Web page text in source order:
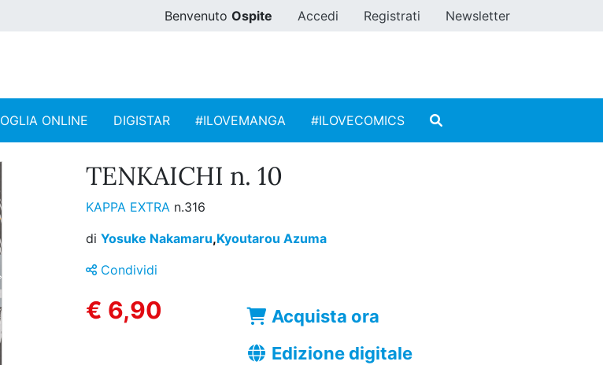
Benvenuto Ospite Accedi Registrati Newsletter
ONLINE DIGISTAR #ILOVEMANGA #ILOVECOMICS
TENKAICHI n. 10
KAPPA EXTRA n.316
di Yosuke Nakamaru,Kyoutarou Azuma
Condividi
€ 6,90
Acquista ora
Edizione digitale